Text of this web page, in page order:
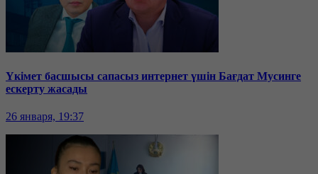
Үкімет басшысы сапасыз интернет үшін Бағдат Мусинге
ескерту жасады
26 января, 19:37